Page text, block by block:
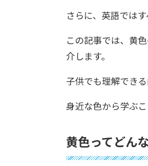
さらに、英語ではす
この記事では、黄
介します。
子供でも理解でき
身近な色から学ぶ
黄色ってどん